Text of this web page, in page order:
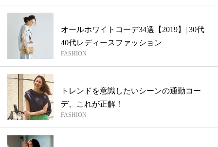
オールホワイトコーデ34選【2019】| 30代
40代レディースファッション
FASHION
トレンドを意識したいシーンの通勤コー
デ、これが正解！
FASHION